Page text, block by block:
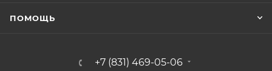
ПОМОЩЬ
+7 (831) 469-05-06